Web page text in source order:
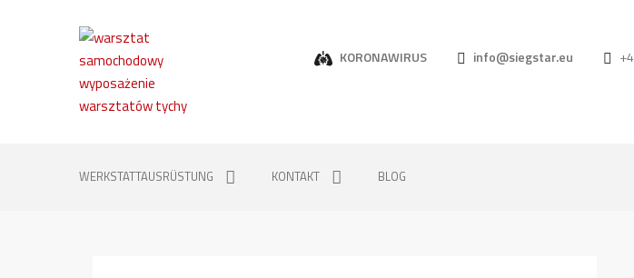
KORONAWIRUS info@siegstar.eu
WERKSTATTAUSRÜSTUNG KONTAKT BLOG